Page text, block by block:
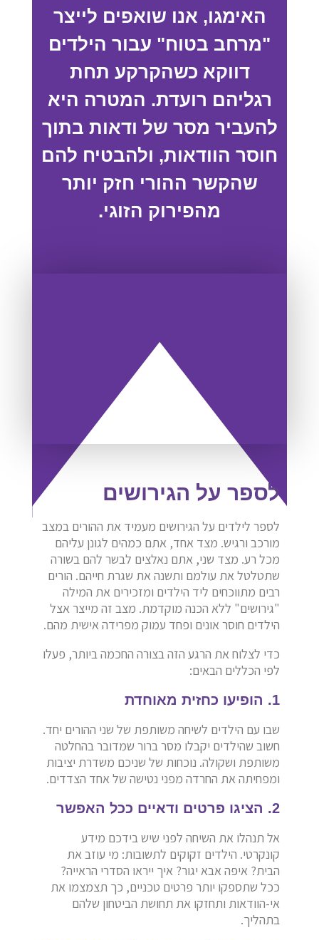
האימגו, אנו שואפים לייצר
"מרחב בטוח" עבור הילדים
דווקא כשהקרקע תחת
רגליהם רועדת. המטרה היא
להעביר מסר של ודאות בתוך
חוסר הוודאות, ולהבטיח להם
שהקשר ההורי חזק יותר
מהפירוק הזוגי.
לספר על הגירושים
לספר לילדים על הגירושים מעמיד את ההורים במצב
מורכב ורגיש. מצד אחד, אתם כמהים לגונן עליהם
מכל רע. מצד שני, אתם נאלצים לבשר להם בשורה
שתטלטל את עולמם ותשנה את שגרת חייהם. הורים
רבים מתווכחים ליד הילדים ומזכירים את המילה
"גירושים" ללא הכנה מוקדמת. מצב זה מייצר אצל
הילדים חוסר אונים ופחד עמוק מפרידה אישית מהם.
כדי לצלוח את הרגע הזה בצורה החכמה ביותר, פעלו
לפי הכללים הבאים:
1. הופיעו כחזית מאוחדת
שבו עם הילדים לשיחה משותפת של שני ההורים יחד.
חשוב שהילדים יקבלו מסר ברור שמדובר בהחלטה
משותפת ושקולה. נוכחות של שניכם משדרת יציבות
ומפחיתה את החרדה מפני נטישה של אחד הצדדים.
2. הציגו פרטים ודאיים ככל האפשר
אל תנהלו את השיחה לפני שיש בידכם מידע
קונקרטי. הילדים זקוקים לתשובות: מי עוזב את
הבית? איפה אבא יגור? איך ייראו הסדרי הראייה?
ככל שתספקו יותר פרטים טכניים, כך תצמצמו את
אי-הוודאות ותחזקו את תחושת הביטחון שלהם
בתהליך.